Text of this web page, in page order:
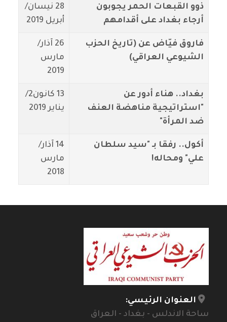
ذوو القبعات الحمر يجوبون
أرجاء بغداد على أقدامهم
28 نيسان/
أبريل 2019
فاروق فيّاض عن (تاريخ الحزب
الشيوعي العراقي)
26 آذار/
مارس
2019
بغداد.. هناء أدور عن
"استراتيجية مناهضة العنف
ضد المرأة"
13 كانون2/
يناير 2019
أكول.. رفقا بـ "سيد سلطان
علي" ومحاله!
14 آذار/
مارس
2018
العنوان الرئيسي:
ساحة الاندلس - بغداد - العراق